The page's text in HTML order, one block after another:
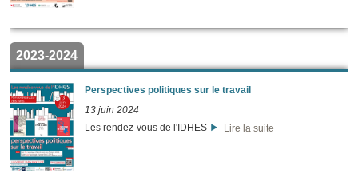
2023-2024
Perspectives politiques sur le travail
13 juin 2024
Les rendez-vous de l'IDHES
Lire la suite